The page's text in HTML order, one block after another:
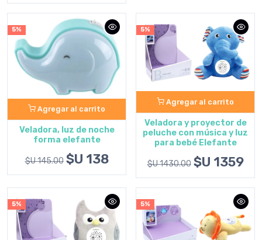
5%
Agregar al carrito
Veladora, luz de noche
forma elefante
$U 145.00 $U 138
5%
Agregar al carrito
Veladora y proyector de
peluche con música y luz
para bebé Elefante
$U 1430.00 $U 1359
5% 5%